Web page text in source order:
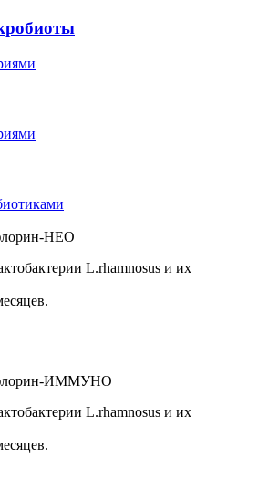
НЕО
L.rhamnosus и их
ИММУНО
L.rhamnosus и их